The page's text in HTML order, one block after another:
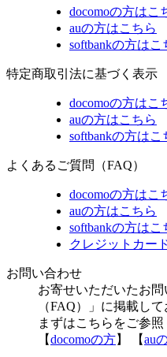
docomoの方はこ
auの方はこちら
softbankの方はこ
特定商取引法に基づく表示
docomoの方はこ
auの方はこちら
softbankの方はこ
よくあるご質問（FAQ）
docomoの方はこ
auの方はこちら
softbankの方はこ
クレジットカー
お問い合わせ
お寄せいただいたお
（FAQ）」に掲載し
まずはこちらをご参照
【docomoの方】 【au